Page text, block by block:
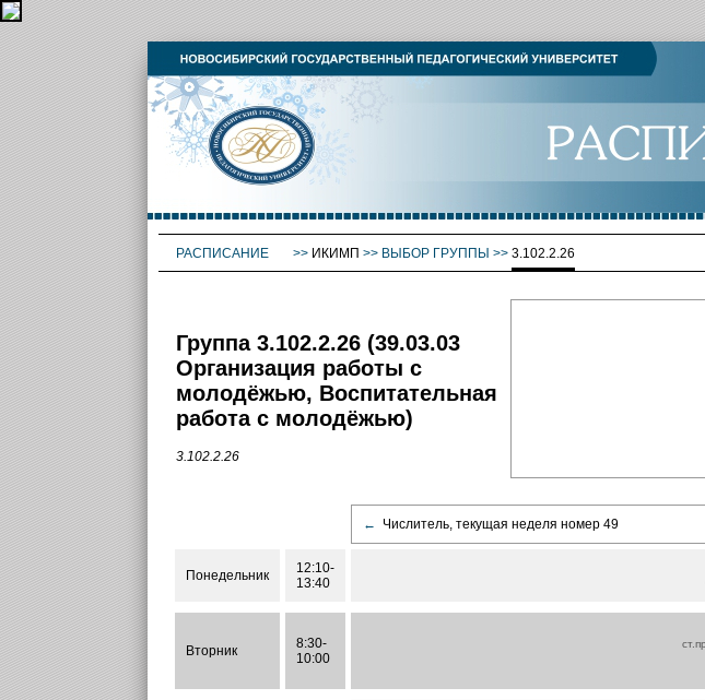
РАСПИСАНИЕ >> ИКИМП >> ВЫБОР ГРУППЫ >> 3.102.2.26
Группа 3.102.2.26 (39.03.03
Организация работы с
молодёжью, Воспитательная
работа с молодёжью)
3.102.2.26
← Числитель, текущая неделя номер 49
Понедельник
12:10-
13:40
Вторник
8:30-
10:00